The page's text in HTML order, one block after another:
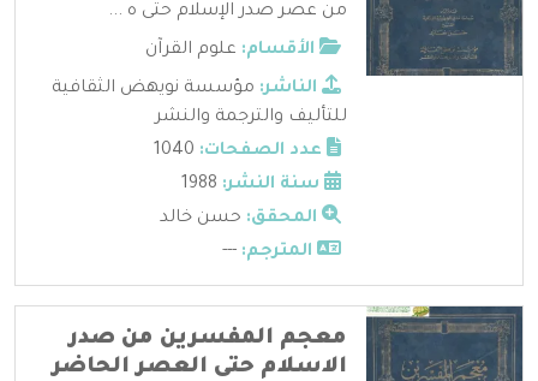
من عصر صدر الإسلام حتى ه ...
الأقسام: علوم القرآن
الناشر: مؤسسة نويهض الثقافية
للتأليف والترجمة والنشر
عدد الصفحات:
سنة النشر:
المحقق: حسن خالد
المترجم: ---
معجم المفسرين من صدر
الاسلام حتى العصر الحاضر